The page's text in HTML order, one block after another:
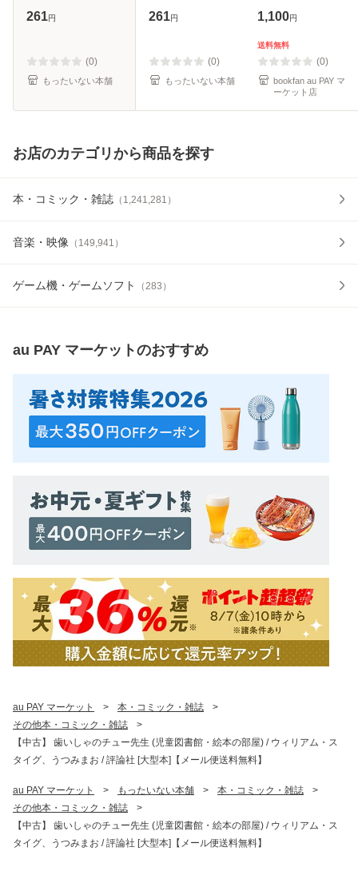
部屋) / ウィリア
[大型本]【メール便
送料無料】
261円
(0)
もったいない本舗
[文庫]【メール便送
261円
(0)
もったいない本舗
1,100円
送料無料
(0)
bookfan au PAY マ
ーケット店
お店のカテゴリから商品を探す
本・コミック・雑誌 （ 1,241,281 ）
音楽・映像 （ 149,941 ）
ゲーム機・ゲームソフト （283 ）
au PAY マーケットのおすすめ
au PAY マーケット > 本・コミック・雑誌
>
その他本・コミック・雑誌
>
【中古】 歯いしゃのチュー先生 (児童図書館・絵本の部屋) / ウィリアム・ス
タイグ、うつみまお / 評論社 [大型本]【メール便送料無料】
au PAY マーケット > もったいない本舗 > 本・コミック・雑誌
>
その他本・コミック・雑誌
>
【中古】 歯いしゃのチュー先生 (児童図書館・絵本の部屋) / ウィリアム・ス
タイグ、うつみまお / 評論社 [大型本]【メール便送料無料】